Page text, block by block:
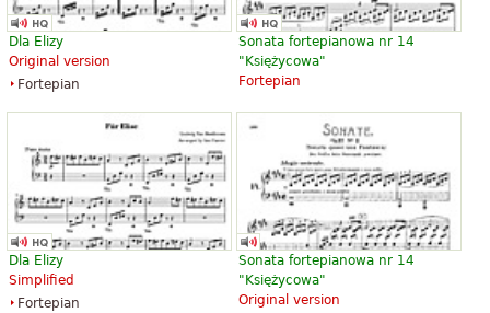
Symphony No. 9 (Introduction
and Instructions for Study) by
Karl Eberhardt
Edition Peters
Scherzo (from Symphony No. 9)
225,35 zł
Hal Leonard
Symphony No. 9 with final
chorus "An die Freude"
41,13 zł
Dla Elizy
Original version
Fortepian
Sonata fortepianowa nr 14
"Księżycowa"
Fortepian
Dla Elizy
Simplified
Fortepian
Sonata fortepianowa nr 14
"Księżycowa"
Original version